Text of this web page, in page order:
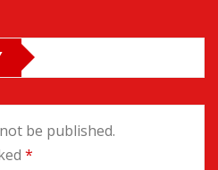
be published.
*